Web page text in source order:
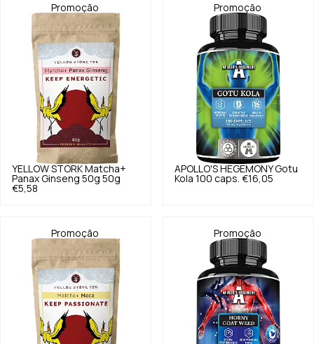
Promoção
YELLOW STORK Matcha+
Panax Ginseng 50g 50g
€5,58
Promoção
APOLLO'S HEGEMONY Gotu
Kola 100 caps. €16,05
Promoção Promoção